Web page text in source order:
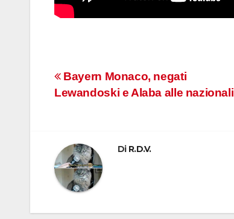
Navigazione
Bayern Monaco, negati
Lewandoski e Alaba alle nazionali
Di R.D.V.